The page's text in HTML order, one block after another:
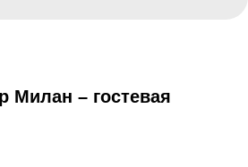
Милан – гостевая